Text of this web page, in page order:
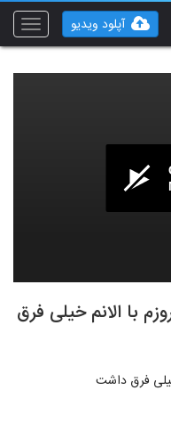
Toggle
آپلود ویدیو
با الانم خیلی فرق
فرق داشت